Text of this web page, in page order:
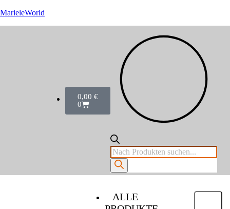
MarieleWorld
0,00 €
0
ALLE